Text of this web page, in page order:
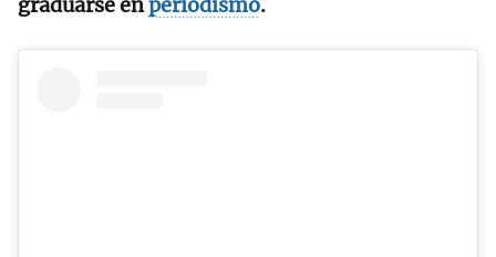
graduarse enperiodismo.